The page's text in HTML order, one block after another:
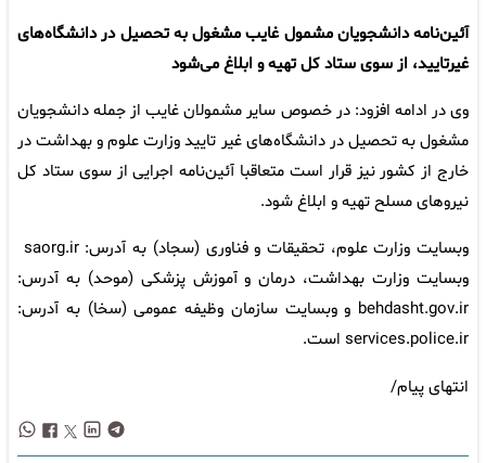
آئین‌نامه دانشجویان مشمول غایب مشغول به تحصیل در دانشگاه‌های
غیرتایید، از سوی ستاد کل تهیه و ابلاغ می‌شود
وی در ادامه افزود: در خصوص سایر مشمولان غایب از جمله دانشجویان
مشغول به تحصیل در دانشگاه‌های غیر تایید وزارت علوم و بهداشت در
خارج از کشور نیز قرار است متعاقبا آئین‌نامه اجرایی از سوی ستاد کل
نیروهای مسلح تهیه و ابلاغ شود.
وبسایت وزارت بهداشت، درمان و آموزش پزشکی (موحد) به آدرس:
behdasht.gov.ir و وبسایت سازمان وظیفه عمومی (سخا) به آدرس:
services.police.ir است.
انتهای پیام/